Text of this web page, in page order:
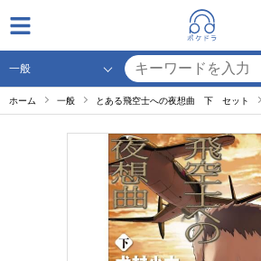
ホーム 一般 とある飛空士への夜想曲 下 セット